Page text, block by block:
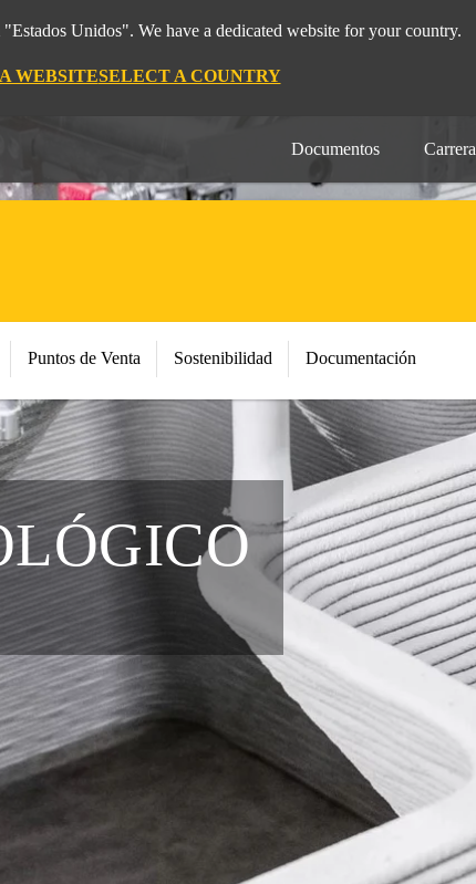
Unidos". We have a dedicated website for your country.
WEBSITESELECT A COUNTRY
Documentos Carrera
Puntos de Venta Sostenibilidad Documentación